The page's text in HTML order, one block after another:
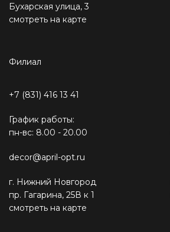
Бухарская улица, 3
смотреть на карте
Филиал
+7 (831) 416 13 41
График работы:
пн-вс: 8.00 - 20.00
decor@april-opt.ru
г. Нижний Новгород
пр. Гагарина, 25В к 1
смотреть на карте